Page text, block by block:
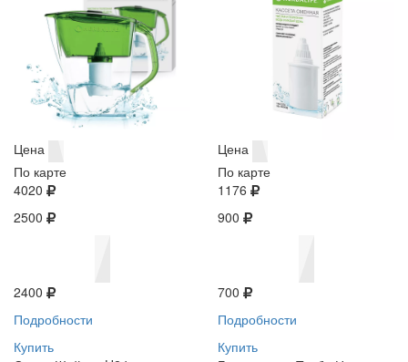
Цена
По карте
4020
2500
2400
Подробности
Купить
Цена
По карте
1176
900
700
Подробности
Купить